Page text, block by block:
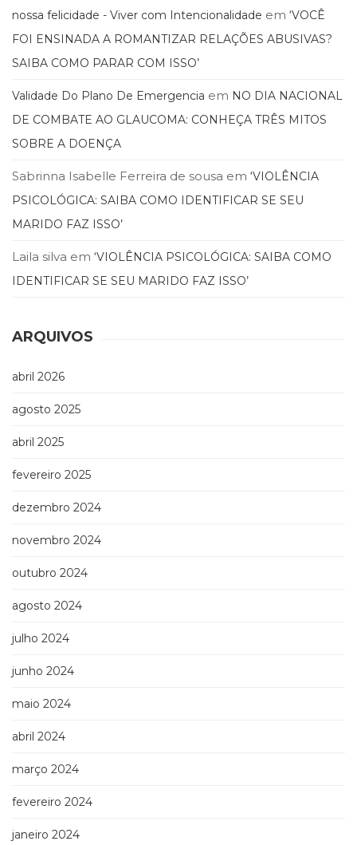
Psicologia,
Psicoterapia
(799)
Propaganda
Marketing
(33)
(23)
Rádio
Relações
Públicas
Comunicação
Religião,
Filosofia
Saúde
Sem
(0)
(22)
africanos
Ocupacional
Treinamento
RH
Turismo
Vida
(32)
nossa felicidade - Viver com Intencionalidade em ‘VOCÊ
FOI ENSINADA A ROMANTIZAR RELAÇÕES ABUSIVAS?
SAIBA COMO PARAR COM ISSO’
Validade Do Plano De Emergencia em NO DIA NACIONAL
DE COMBATE AO GLAUCOMA: CONHEÇA TRÊS MITOS
SOBRE A DOENÇA
Sabrinna Isabelle Ferreira de sousa em ‘VIOLÊNCIA
PSICOLÓGICA: SAIBA COMO IDENTIFICAR SE SEU
MARIDO FAZ ISSO’
Laila silva em ‘VIOLÊNCIA PSICOLÓGICA: SAIBA COMO
IDENTIFICAR SE SEU MARIDO FAZ ISSO’
ARQUIVOS
abril 2026
agosto 2025
abril 2025
fevereiro 2025
dezembro 2024
novembro 2024
outubro 2024
agosto 2024
julho 2024
junho 2024
maio 2024
abril 2024
março 2024
fevereiro 2024
janeiro 2024